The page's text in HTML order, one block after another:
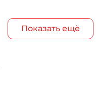
Показать ещё